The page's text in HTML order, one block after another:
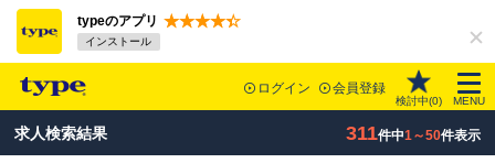
typeのアプリ
インストール
ログイン 会員登録
検討中(0) MENU
求人検索結果 311件中1～50件表示